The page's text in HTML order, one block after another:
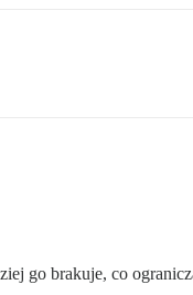
go brakuje, co